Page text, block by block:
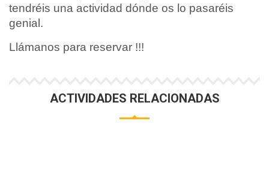
tendréis una actividad dónde os lo pasaréis
genial.
Llámanos para reservar !!!
ACTIVIDADES RELACIONADAS